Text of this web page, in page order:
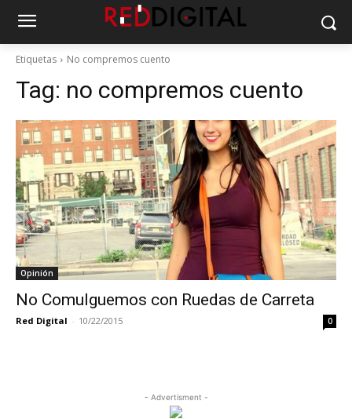
Etiquetas No compremos cuento
Tag: no compremos cuento
Opinión
No Comulguemos con Ruedas de Carreta
Red Digital - 10/22/2015 0
- Advertisment -